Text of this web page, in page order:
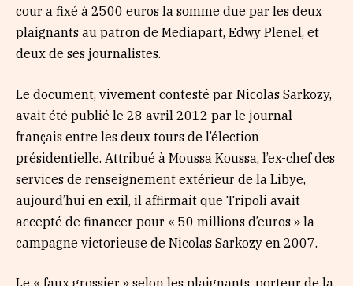
cour a fixé à 2500 euros la somme due par les deux
plaignants au patron de Mediapart, Edwy Plenel, et
deux de ses journalistes.
Le document, vivement contesté par Nicolas Sarkozy,
avait été publié le 28 avril 2012 par le journal
français entre les deux tours de l’élection
présidentielle. Attribué à Moussa Koussa, l’ex-chef des
services de renseignement extérieur de la Libye,
aujourd’hui en exil, il affirmait que Tripoli avait
accepté de financer pour « 50 millions d’euros » la
campagne victorieuse de Nicolas Sarkozy en 2007.